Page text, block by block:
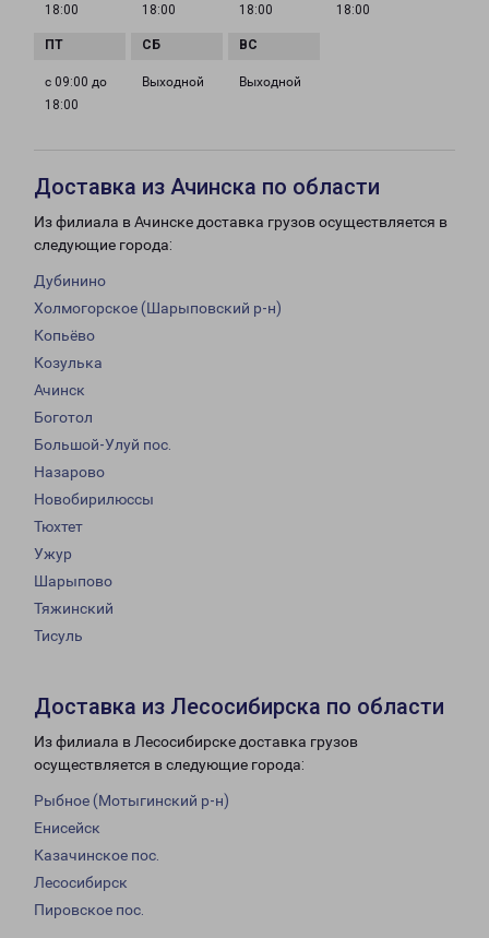
18:00
18:00
18:00
18:00
с 09:00 до
18:00
Выходной Выходной
Доставка из Ачинска по области
Из филиала в Ачинске доставка грузов осуществляется в
следующие города:
Дубинино
Холмогорское (Шарыповский р-н)
Копьёво
Козулька
Ачинск
Боготол
Большой-Улуй пос.
Назарово
Новобирилюссы
Тюхтет
Ужур
Шарыпово
Тяжинский
Тисуль
Доставка из Лесосибирска по области
Из филиала в Лесосибирске доставка грузов
осуществляется в следующие города:
Рыбное (Мотыгинский р-н)
Енисейск
Казачинское пос.
Лесосибирск
Пировское пос.